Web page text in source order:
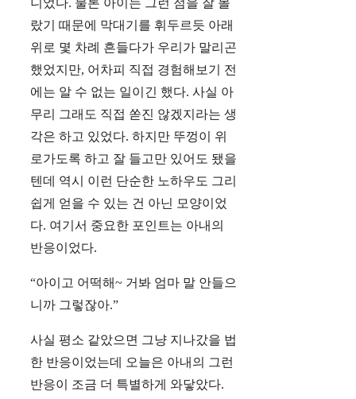
니었다. 물론 아이는 그런 점을 잘 몰
랐기 때문에 막대기를 휘두르듯 아래
위로 몇 차례 흔들다가 우리가 말리곤
했었지만, 어차피 직접 경험해보기 전
에는 알 수 없는 일이긴 했다. 사실 아
무리 그래도 직접 쏟진 않겠지라는 생
각은 하고 있었다. 하지만 뚜껑이 위
로가도록 하고 잘 들고만 있어도 됐을
텐데 역시 이런 단순한 노하우도 그리
쉽게 얻을 수 있는 건 아닌 모양이었
다. 여기서 중요한 포인트는 아내의
반응이었다.
“아이고 어떡해~ 거봐 엄마 말 안들으
니까 그렇잖아.”
사실 평소 같았으면 그냥 지나갔을 법
한 반응이었는데 오늘은 아내의 그런
반응이 조금 더 특별하게 와닿았다.